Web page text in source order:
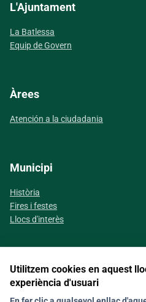
L'Ajuntament
La Batlessa
Equip de Govern
Àrees
Atención a la ciudadania
Municipi
Història
Fires i festes
Llocs d'interès
Segueix-nos a les xarxes
Utilitzem cookies en aquest
experiència d'usuari